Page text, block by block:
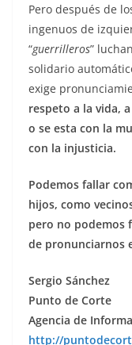
Pero después de
ingenuos de
“guerrilleros”
solidario
exige
respeto a la vida,
o se esta con la
con la injusticia.
Podemos fallar
hijos, como
pero no podemos
de pronunciarnos
Sergio Sánchez
Punto de Corte
Agencia de
http://